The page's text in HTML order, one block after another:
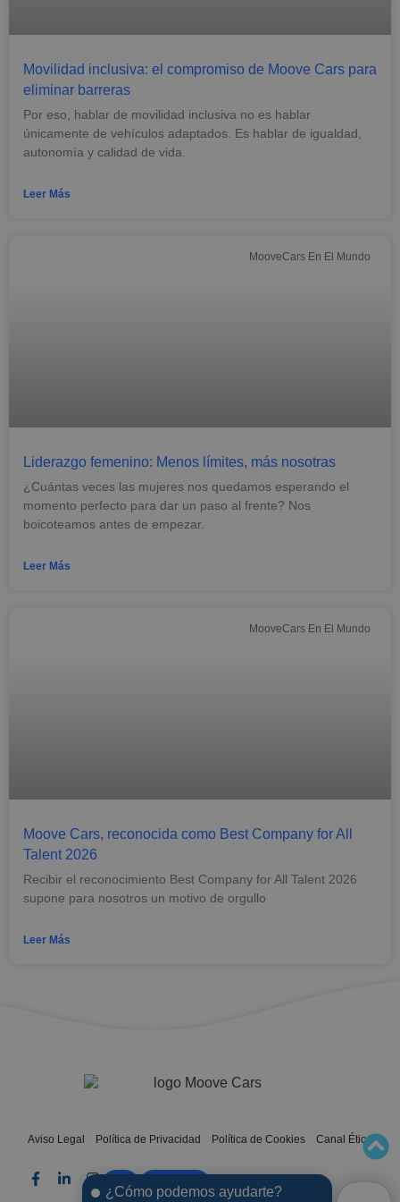
Movilidad inclusiva: el compromiso de Moove Cars para
eliminar barreras
Por eso, hablar de movilidad inclusiva no es hablar
únicamente de vehículos adaptados. Es hablar de igualdad,
autonomía y calidad de vida.
Leer Más
MooveCars En El Mundo
Liderazgo femenino: Menos límites, más nosotras
¿Cuántas veces las mujeres nos quedamos esperando el
momento perfecto para dar un paso al frente? Nos
boicoteamos antes de empezar.
Leer Más
MooveCars En El Mundo
Moove Cars, reconocida como Best Company for All
Talent 2026
Recibir el reconocimiento Best Company for All Talent 2026
supone para nosotros un motivo de orgullo
Leer Más
Aviso Legal Política de Privacidad Política de Cookies Canal Ético
FAQ CONTACTA
¿Cómo podemos ayudarte?